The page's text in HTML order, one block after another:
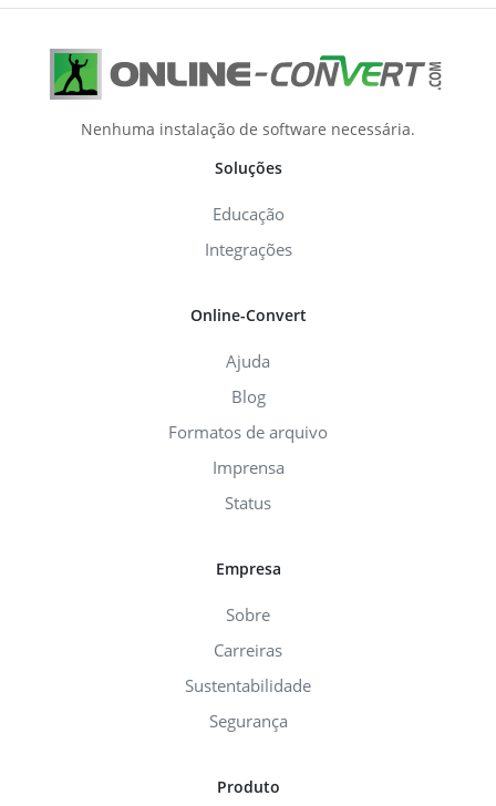
Nenhuma instalação de software necessária.
Soluções
Educação
Integrações
Online-Convert
Ajuda
Blog
Formatos de arquivo
Imprensa
Status
Empresa
Sobre
Carreiras
Sustentabilidade
Segurança
Produto